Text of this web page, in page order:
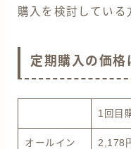
購入を検討している
定期購入の価格
1回目
オールイン 2,178